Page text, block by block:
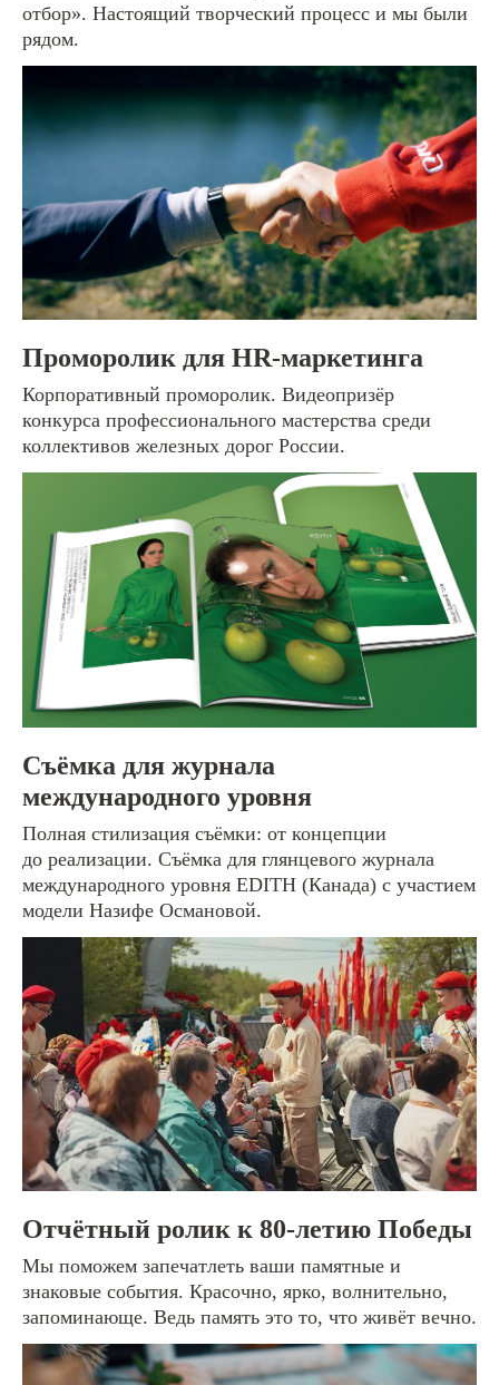
отбор». Настоящий творческий процесс и мы были
рядом.
Проморолик для HR-маркетинга
Корпоративный проморолик. Видеопризёр
конкурса профессионального мастерства среди
коллективов железных дорог России.
Съёмка для журнала
международного уровня
Полная стилизация съёмки: от концепции
до реализации. Съёмка для глянцевого журнала
международного уровня EDITH (Канада) с участием
модели Назифе Османовой.
Отчётный ролик к 80-летию Победы
Мы поможем запечатлеть ваши памятные и
знаковые события. Красочно, ярко, волнительно,
запоминающе. Ведь память это то, что живёт вечно.
Кинопроизводство
Медиа контент
Музыкальные клипы
Реклама
Интервью и подкасты
Прямые трансляции
[графический дизайн]
Каталоги и книги
Дизайн мерча
Постеры и афиши
Оформление соцсетей
Наружная реклама
Контакты
Политика конфиденциальности
© Истории для тебя
storysoficial74@gmail.com
8 922 700-89-88
графический дизайн:8 922 700-89-88